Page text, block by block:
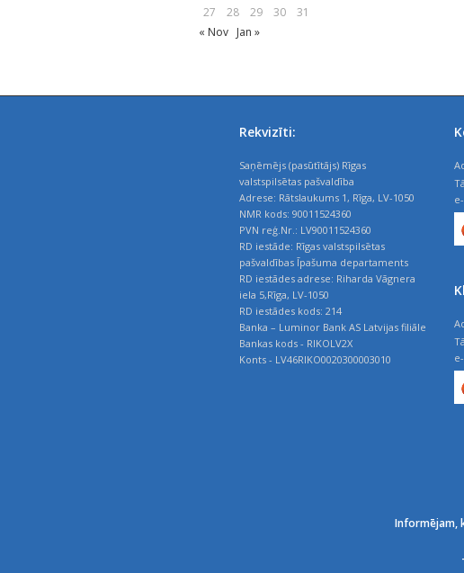
27
28 29 30
31
« Nov
Jan »
Rekvizīti:
Saņēmējs (pasūtītājs) Rīgas
valstspilsētas pašvaldība
Adrese: Rātslaukums 1, Rīga, LV-1050
NMR kods: 90011524360
PVN reģ.Nr.: LV90011524360
RD iestāde: Rīgas valstspilsētas
pašvaldības Īpašuma departaments
RD iestādes adrese: Riharda Vāgnera
iela 5,Rīga, LV-1050
RD iestādes kods: 214
Banka – Luminor Bank AS Latvijas filiāle
Bankas kods - RIKOLV2X
Konts - LV46RIKO0020300003010
Informējam,